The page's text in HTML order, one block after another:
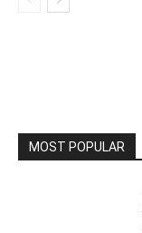
MOST POPULAR